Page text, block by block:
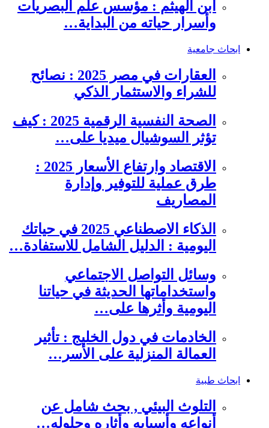
ابن الهيثم : مؤسس علم البصريات
وأسرار حياته من البداية…
ابحاث جامعية
العقارات في مصر 2025 : نصائح
للشراء والاستثمار الذكي
الصحة النفسية الرقمية 2025 : كيف
تؤثر السوشيال ميديا على…
الاقتصاد وارتفاع الأسعار 2025 :
طرق عملية للتوفير وإدارة
المصاريف
الذكاء الاصطناعي 2025 في حياتك
اليومية : الدليل الشامل للاستفادة…
وسائل التواصل الاجتماعي
واستخداماتها الحديثة في حياتنا
اليومية وأثرها على…
الخادمات في دول الخليج : تأثير
العمالة المنزلية على الأسر…
ابحاث طبية
التلوث البيئي , بحث شامل عن
أنواعه وأسبابه وأثاره وحلوله…